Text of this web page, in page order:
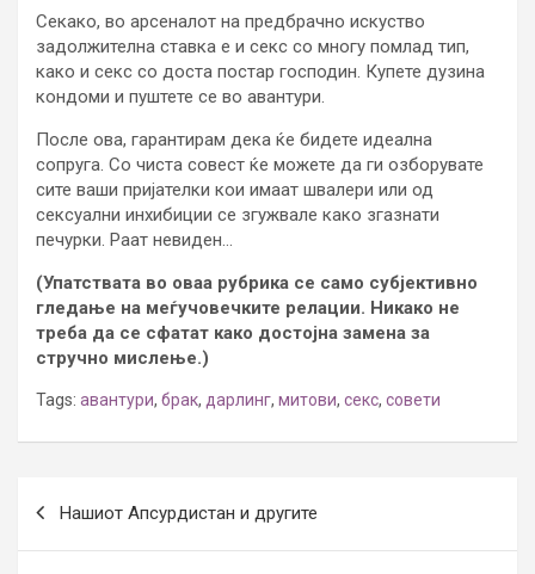
Секако, во арсеналот на предбрачно искуство
задолжителна ставка е и секс со многу помлад тип,
како и секс со доста постар господин. Купете дузина
кондоми и пуштете се во авантури.
После ова, гарантирам дека ќе бидете идеална
сопруга. Со чиста совест ќе можете да ги озборувате
сите ваши пријателки кои имаат швалери или од
сексуални инхибиции се згужвале како згазнати
печурки. Раат невиден…
(Упатствата во оваа рубрика се само субјективно
гледање на меѓучовечките релации. Никако не
треба да се сфатат како достојна замена за
стручно мислење.)
Tags: авантури, брак, дарлинг, митови, секс, совети
Нашиот Апсурдистан и другите